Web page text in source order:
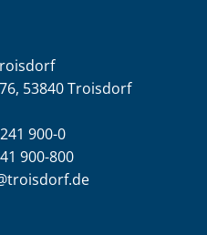
53840 Troisdorf
900-0
900-800